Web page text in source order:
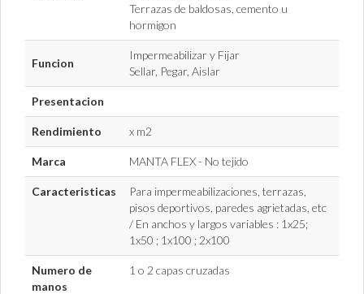
Terrazas de baldosas, cemento u
hormigon
Funcion
Impermeabilizar y Fijar
Sellar, Pegar, Aislar
Presentacion
Rendimiento x m2
Marca MANTA FLEX - No tejido
Caracteristicas
Para impermeabilizaciones, terrazas,
pisos deportivos, paredes agrietadas, etc
/ En anchos y largos variables : 1x25;
1x50 ; 1x100 ; 2x100
Numero de
manos
1 o 2 capas cruzadas